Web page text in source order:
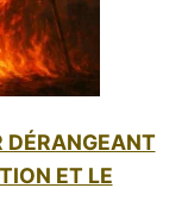
DÉRANGEANT
ET LE